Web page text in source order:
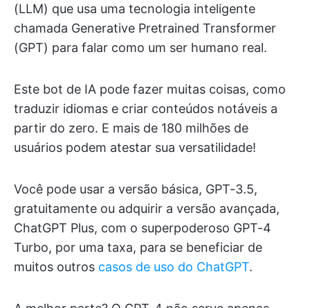
(LLM) que usa uma tecnologia inteligente
chamada Generative Pretrained Transformer
(GPT) para falar como um ser humano real.
Este bot de IA pode fazer muitas coisas, como
traduzir idiomas e criar conteúdos notáveis a
partir do zero. E mais de 180 milhões de
usuários podem atestar sua versatilidade!
Você pode usar a versão básica, GPT-3.5,
gratuitamente ou adquirir a versão avançada,
ChatGPT Plus, com o superpoderoso GPT-4
Turbo, por uma taxa, para se beneficiar de
muitos outros casos de uso do ChatGPT.